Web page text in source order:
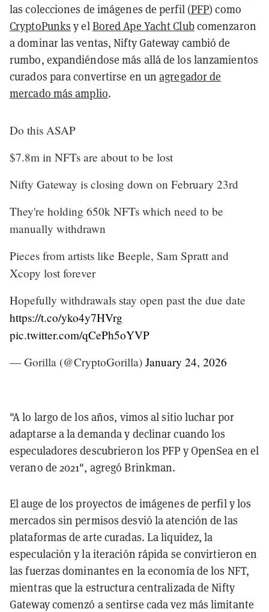
las colecciones de imágenes de perfil (PFP) como
CryptoPunks y elBored Ape Yacht Clubcomenzaron
a dominar las ventas, Nifty Gateway cambió de
rumbo, expandiéndose más allá de los lanzamientos
curados para convertirse en unagregador de
mercado más amplio.
Do this ASAP
$7.8m in NFTs are about to be lost
Nifty Gateway is closing down on February 23rd
They're holding 650k NFTs which need to be
manually withdrawn
Pieces from artists like Beeple, Sam Spratt and
Xcopy lost forever
Hopefully withdrawals stay open past the due date
https://t.co/yko4y7HVrg
pic.twitter.com/qCePh5oYVP
— Gorilla (@CryptoGorilla) January 24, 2026
"A lo largo de los años, vimos al sitio luchar por
adaptarse a la demanda y declinar cuando los
especuladores descubrieron los PFP y OpenSea en el
verano de 2021", agregó Brinkman.
El auge de los proyectos de imágenes de perfil y los
mercados sin permisos desvió la atención de las
plataformas de arte curadas. La liquidez, la
especulación y la iteración rápida se convirtieron en
las fuerzas dominantes en la economía de los NFT,
mientras que la estructura centralizada de Nifty
Gateway comenzó a sentirse cada vez más limitante